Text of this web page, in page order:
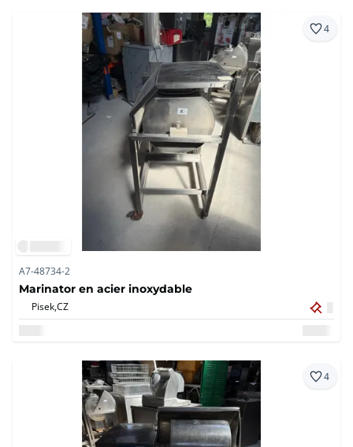
4
A7-48734-2
Marinator en acier inoxydable
Pisek,CZ
4